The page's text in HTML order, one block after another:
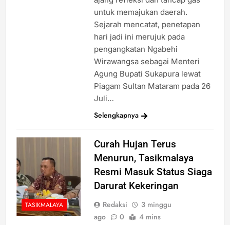
untuk memajukan daerah.
Sejarah mencatat, penetapan
hari jadi ini merujuk pada
pengangkatan Ngabehi
Wirawangsa sebagai Menteri
Agung Bupati Sukapura lewat
Piagam Sultan Mataram pada 26
Juli…
Selengkapnya
TASIKMALAYA
Curah Hujan Terus
Menurun, Tasikmalaya
Resmi Masuk Status Siaga
Darurat Kekeringan
Redaksi
3 minggu
ago
0 4 mins